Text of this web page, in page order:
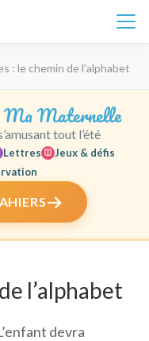
: le chemin de l’alphabet
Ma Maternelle
tout l’été
Lettres
Jeux & défis
l’alphabet
devra